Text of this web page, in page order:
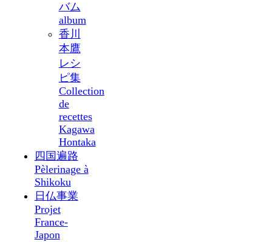
バム
album
香川
本鷹
レシ
ピ集
Collection
de
recettes
Kagawa
Hontaka
四国遍路
Pèlerinage à
Shikoku
日仏事業
Projet
France-
Japon